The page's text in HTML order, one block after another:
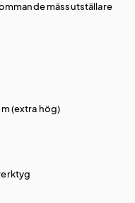
mässutställare
(extra hög)